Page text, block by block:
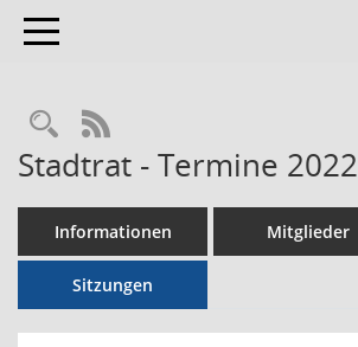
Toggle navigation
RSS-Feed
Stadtrat - Termine 2022
Informationen Mitglieder
Sitzungen